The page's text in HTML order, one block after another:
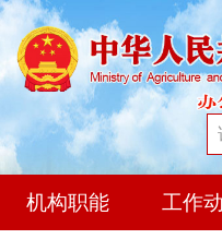
机构职能 工作